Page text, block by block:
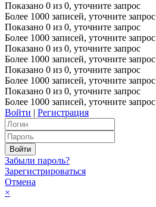
Показано 0 из 0, уточните запрос
Более 1000 записей, уточните запрос
Показано 0 из 0, уточните запрос
Более 1000 записей, уточните запрос
Показано 0 из 0, уточните запрос
Более 1000 записей, уточните запрос
Показано 0 из 0, уточните запрос
Более 1000 записей, уточните запрос
Показано 0 из 0, уточните запрос
Более 1000 записей, уточните запрос
Войти | Регистрация
Забыли пароль?
Зарегистрироваться
Отмена
×